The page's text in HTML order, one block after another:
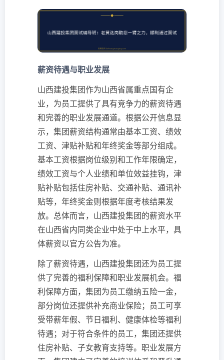
薪资待遇与职业发展
山西建投集团作为山西省属重点国有企
业，为员工提供了具有竞争力的薪资待遇
和完善的职业发展通道。根据公开信息显
示，集团薪资结构通常由基本工资、绩效
工资、津贴补贴和年终奖金等部分组成。
基本工资根据岗位级别和工作年限确定，
绩效工资与个人业绩和单位效益挂钩，津
贴补贴包括住房补贴、交通补贴、通讯补
贴等，年终奖金则根据年度考核结果发
放。总体而言，山西建投集团的薪资水平
在山西省内同类企业中处于中上水平，具
体薪资以官方公告为准。
除了薪资待遇，山西建投集团还为员工提
供了完善的福利保障和职业发展机会。福
利保障方面，集团为员工缴纳五险一金，
部分岗位还提供补充商业保险；员工可享
受带薪年假、节日福利、健康体检等福利
待遇；对于符合条件的员工，集团还提供
住房补贴、子女教育支持等。职业发展方